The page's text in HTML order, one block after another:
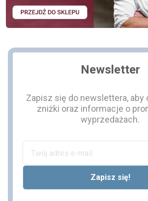
Newsletter
Zapisz się do newslettera,
zniżki oraz informacje o
wyprzedażach.